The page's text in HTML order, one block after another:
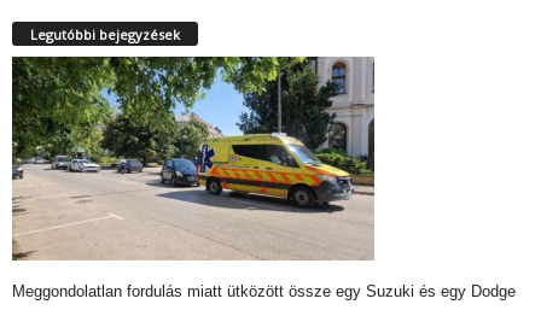
Legutóbbi bejegyzések
Meggondolatlan fordulás miatt ütközött össze egy Suzuki és egy Dodge